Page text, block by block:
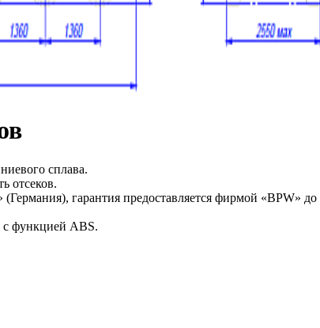
сплава.
отсеков.
гарантия предоставляется фирмой «BPW» до
с функцией ABS.